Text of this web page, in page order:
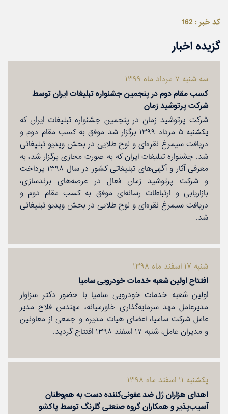
کد خبر : 162
گزیده اخبار
سه شنبه ۷ مرداد ماه ۱۳۹۹
كسب مقام دوم در پنجمین جشنواره تبلیغات ایران توسط
شركت پرتوشید زمان
شركت پرتوشید زمان در پنجمین جشنواره تبلیغات ایران كه
یكشنبه ۵ مرداد ۱۳۹۹ برگزار شد موفق به كسب مقام دوم و
دریافت سیمرغ نقره‌ای و لوح طلایی در بخش ویدیو تبلیغاتی
شد. جشنواره تبلیغات ایران كه به صورت مجازی برگزار شد، به
معرفی آثار و آگهی‌های تبلیغاتی كشور در سال ۱۳۹۸ پرداخت
و شركت پرتوشید زمان فعال در عرصه‌های برندسازی،
بازاریابی و ارتباطات رسانه‌ای موفق به كسب مقام دوم و
دریافت سیمرغ نقره‌ای و لوح طلایی در بخش ویدیو تبلیغاتی
شد.
شنبه ۱۷ اسفند ماه ۱۳۹۸
افتتاح اولین شعبه خدمات خودرویی سامیا
اولین شعبه خدمات خودرویی سامیا با حضور دكتر سزاوار
مدیرعامل مهد سرمایه‌گذاری خاورمیانه‌، مهندس فلاح مدیر
عامل شركت سامیا‌، اعضای هیات مدیره و جمعی از معاونین
و مدیران عامل، شنبه ۱۷ اسفند ۱۳۹۸ افتتاح گردید.
یكشنبه ۱۱ اسفند ماه ۱۳۹۸
اهدای هزاران ژل ضد عفونی‌كننده دست به هم‌وطنان
آسیب‌پذیر و همكاران گروه صنعتی گلرنگ توسط پاكشو